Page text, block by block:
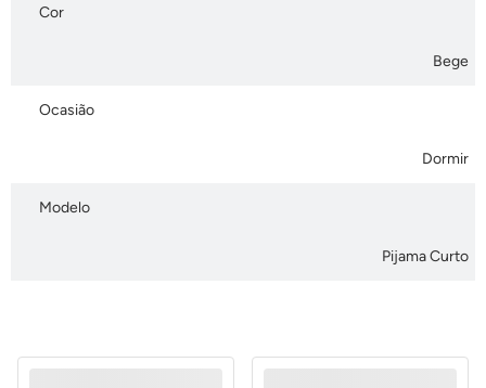
Cor
Bege
Ocasião
Dormir
Modelo
Pijama Curto